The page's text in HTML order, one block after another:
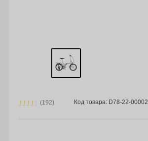
(192) Код товара: D78-22-00002